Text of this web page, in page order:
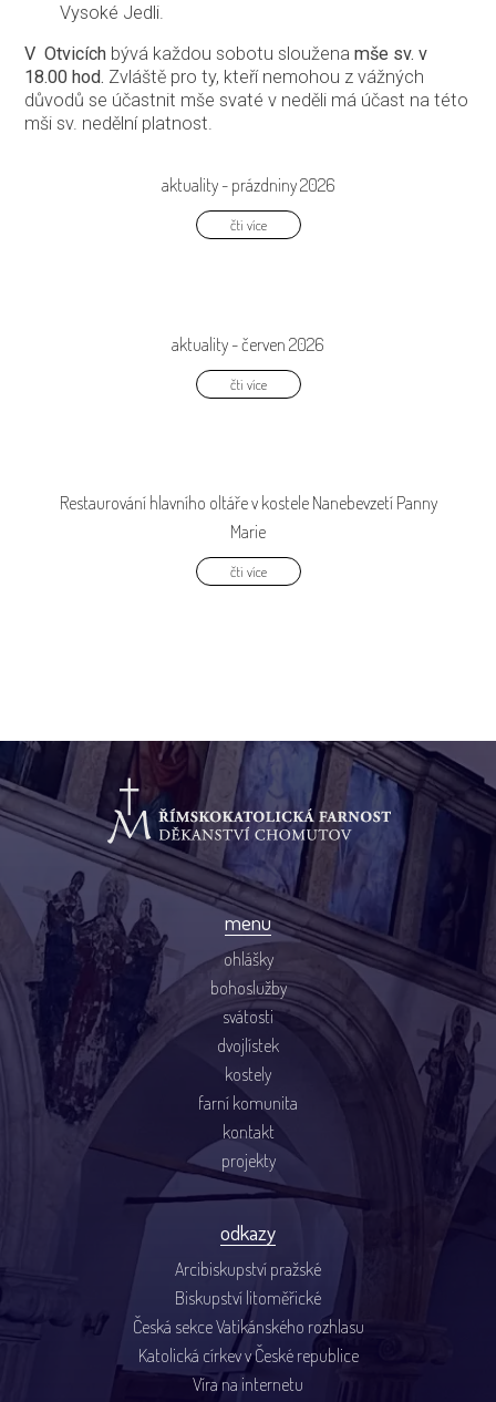
Vysoké Jedli.
V Otvicích bývá každou sobotu slouženamše sv. v
18.00 hod. Zvláště pro ty, kteří nemohou z vážných
důvodů se účastnit mše svaté v neděli má účast na této
mši sv. nedělní platnost.
aktuality - prázdniny 2026
čti více
aktuality - červen 2026
čti více
Restaurování hlavního oltáře v kostele Nanebevzetí Panny
Marie
čti více
menu
ohlášky
bohoslužby
svátosti
dvojlístek
kostely
farní komunita
kontakt
projekty
odkazy
Arcibiskupství pražské
Biskupství litoměřické
Česká sekce Vatikánského rozhlasu
Katolická církev v České republice
Víra na internetu